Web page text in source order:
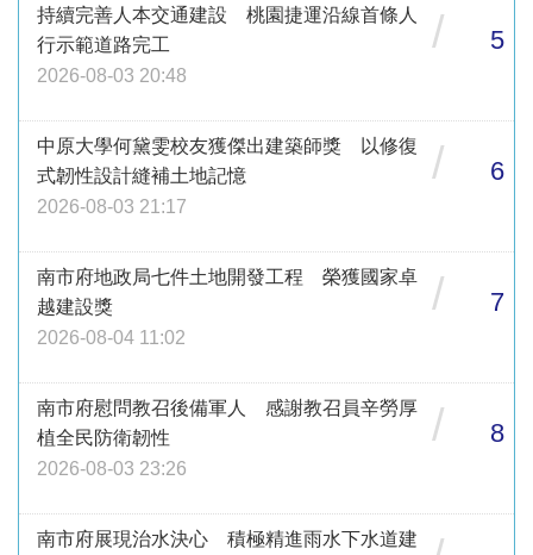
持續完善人本交通建設 桃園捷運沿線首條人
行示範道路完工
2026-08-03 20:48
/ 5
中原大學何黛雯校友獲傑出建築師獎 以修復
式韌性設計縫補土地記憶
2026-08-03 21:17
/ 6
南市府地政局七件土地開發工程 榮獲國家卓
越建設獎
2026-08-04 11:02
/ 7
南市府慰問教召後備軍人 感謝教召員辛勞厚
植全民防衛韌性
2026-08-03 23:26
/ 8
南市府展現治水決心 積極精進雨水下水道建